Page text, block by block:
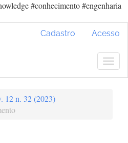
#conhecimento #engenharia
Cadastro Acesso
12 n. 32 (2023)